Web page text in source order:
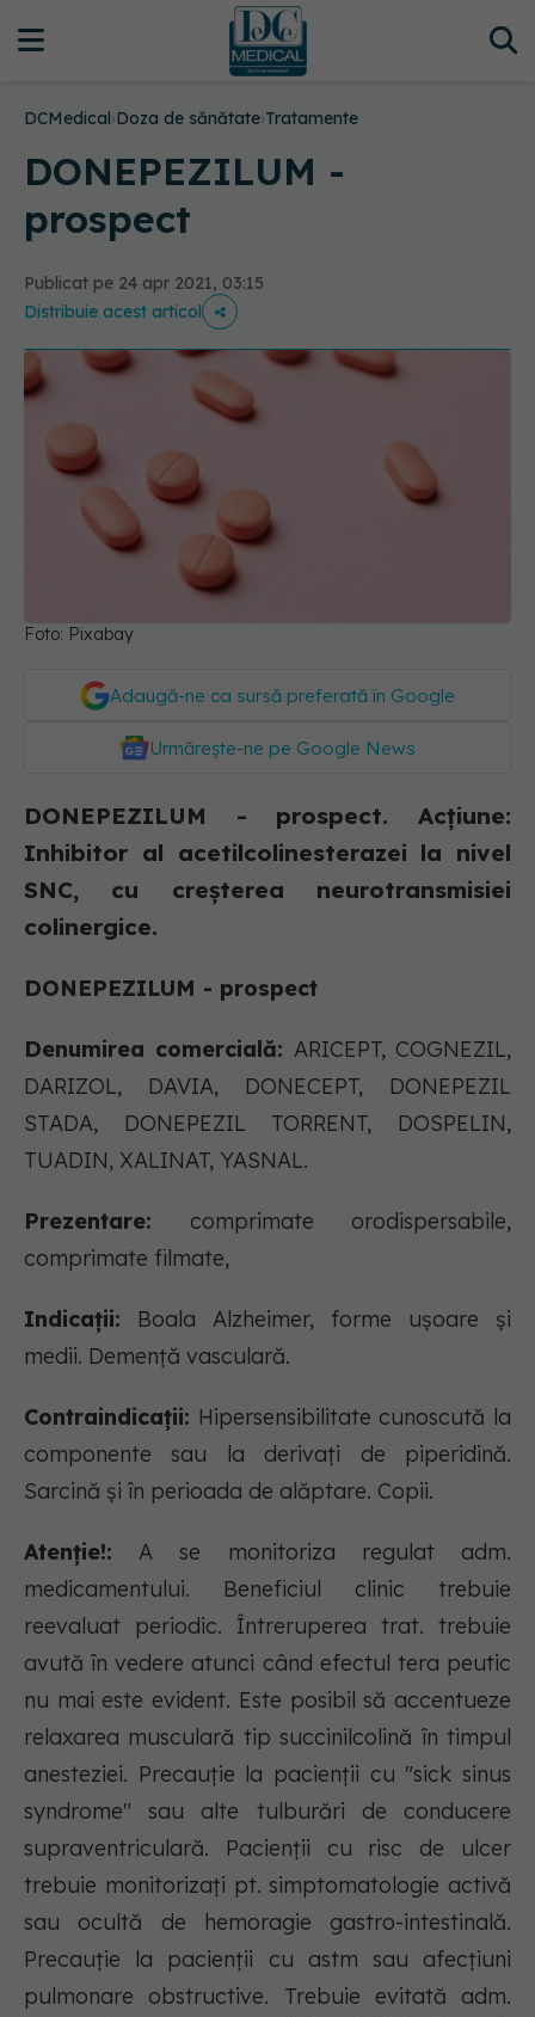
DCMedical›Doza de sănătate›Tratamente
DONEPEZILUM -
prospect
Publicat pe 24 apr 2021, 03:15
Distribuie acest articol
Foto: Pixabay
Adaugă-ne ca sursă preferată în Google
Urmărește-ne pe Google News
DONEPEZILUM - prospect. Acţiune:
Inhibitor al acetilcolinesterazei la nivel
SNC, cu creşterea neurotransmisiei
colinergice.
DONEPEZILUM - prospect
Denumirea comercială: ARICEPT, COGNEZIL,
DARIZOL, DAVIA, DONECEPT, DONEPEZIL
STADA, DONEPEZIL TORRENT, DOSPELIN,
TUADIN, XALINAT, YASNAL.
Prezentare: comprimate orodispersabile,
comprimate filmate,
Indicații: Boala Alzheimer, forme uşoare şi
medii. Demenţă vasculară.
Contraindicații: Hipersensibilitate cunoscută la
componente sau la derivaţi de piperidină.
Sarcină şi în perioada de alăptare. Copii.
Atenție!: A se monitoriza regulat adm.
medicamentului. Beneficiul clinic trebuie
reevaluat periodic. Întreruperea trat. trebuie
avută în vedere atunci când efectul tera peutic
nu mai este evident. Este posibil să accentueze
relaxarea musculară tip succinilcolină în timpul
anesteziei. Precauţie la pacienţii cu "sick sinus
syndrome" sau alte tulburări de conducere
supraventriculară. Pacienţii cu risc de ulcer
trebuie monitorizaţi pt. simptomatologie activă
sau ocultă de hemoragie gastro-intestinală.
Precauţie la pacienţii cu astm sau afecţiuni
pulmonare obstructive. Trebuie evitată adm.